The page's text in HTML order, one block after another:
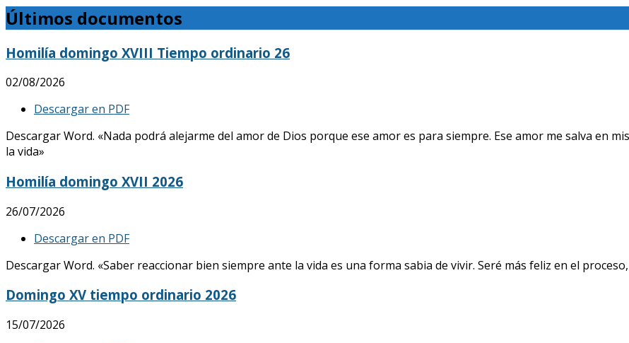
Últimos documentos
Homilía domingo XVIII Tiempo ordinario 26
02/08/2026
Descargar en PDF
Descargar Word. «Nada podrá alejarme del amor de Dios porque ese amor es para siempre. Ese amor me salva en
la vida»
Homilía domingo XVII 2026
26/07/2026
Descargar en PDF
Descargar Word. «Saber reaccionar bien siempre ante la vida es una forma sabia de vivir. Seré más feliz en el
Domingo XV tiempo ordinario 2026
15/07/2026